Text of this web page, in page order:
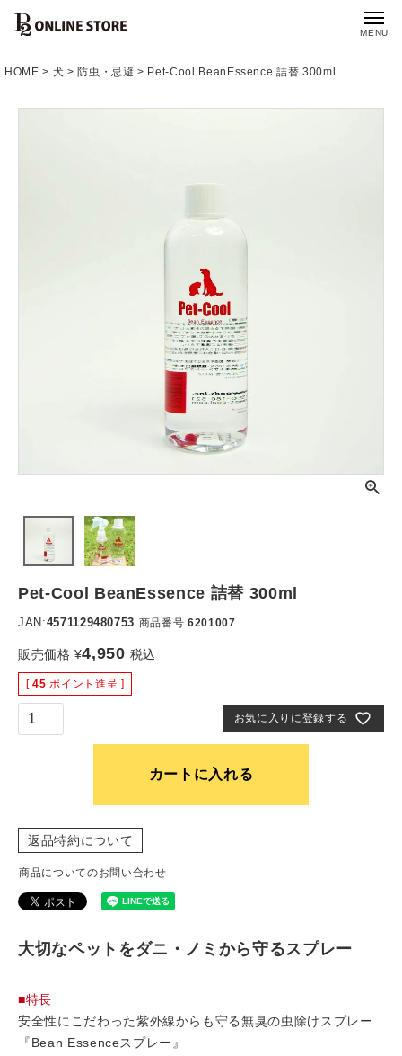
MENU
HOME 犬 防虫・忌避 Pet-Cool BeanEssence 詰替 300ml
Pet-Cool BeanEssence 詰替 300ml
JAN:4571129480753 商品番号 6201007
販売価格 ¥4,950 税込
[ 45 ポイント進呈 ]
お気に入りに登録する
カートに入れる
返品特約について
商品についてのお問い合わせ
大切なペットをダニ・ノミから守るスプレー
■特長
安全性にこだわった紫外線からも守る無臭の虫除けスプレー
『Bean Essenceスプレー』